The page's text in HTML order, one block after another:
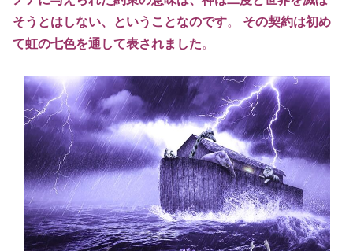
そうとはしない、ということなのです。 その契約は初め
て虹の七色を通して表されました。